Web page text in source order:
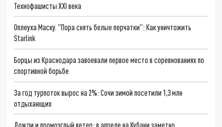
Технофашисты XXI века
Оплеуха Маску. "Пора снять белые перчатки": Как уничтожить
Starlink
Борцы из Краснодара завоевали первое место в соревнованиях по
спортивной борьбе
За год турпоток вырос на 2%: Сочи зимой посетили 1,3 млн
отдыхающих
Дожди и промозглый ветер: в апреле на Кубани заметно